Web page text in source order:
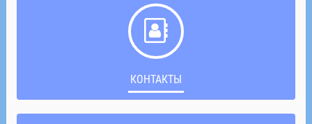
КОНТАКТЫ